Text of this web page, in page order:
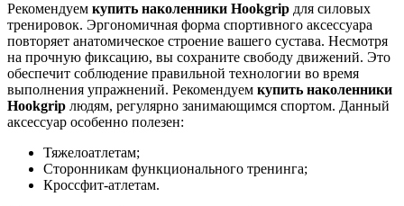
Рекомендуем купить наколенники Hookgrip для силовых
тренировок. Эргономичная форма спортивного аксессуара
повторяет анатомическое строение вашего сустава. Несмотря
на прочную фиксацию, вы сохраните свободу движений. Это
обеспечит соблюдение правильной технологии во время
выполнения упражнений. Рекомендуем купить наколенники
Hookgrip людям, регулярно занимающимся спортом. Данный
аксессуар особенно полезен:
Тяжелоатлетам;
Сторонникам функционального тренинга;
Кроссфит-атлетам.